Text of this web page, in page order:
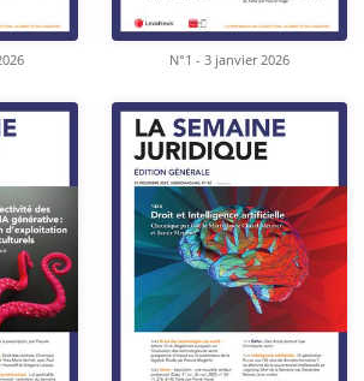
N°1 - 3 janvier 2026